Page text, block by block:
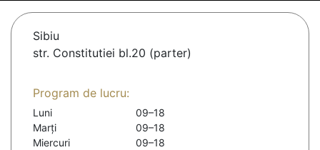
Sibiu
str. Constitutiei bl.20 (parter)
Program de lucru:
Luni
09–18
Marți
09–18
Miercuri
09–18